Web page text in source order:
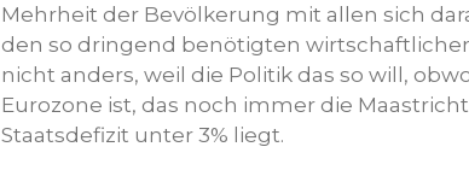
Mehrheit der Bevölkerung mit allen sich
den so dringend benötigten
nicht anders, weil die Politik das so will,
Eurozone ist, das noch immer die
Staatsdefizit unter 3% liegt.